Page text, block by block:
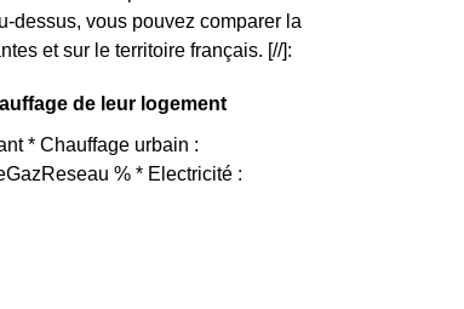
dessus, vous pouvez comparer la
et sur le territoire français. [//]:
de leur logement
* Chauffage urbain :
% * Electricité :